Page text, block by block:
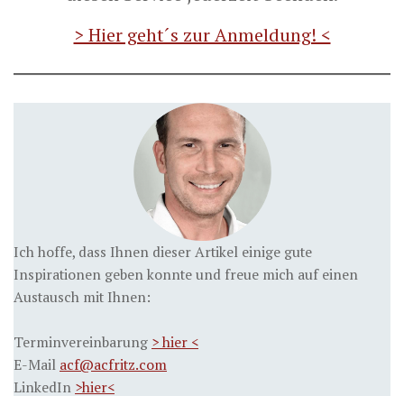
> Hier geht´s zur Anmeldung! <
Ich hoffe, dass Ihnen dieser Artikel einige gute
Inspirationen geben konnte und freue mich auf einen
Austausch mit Ihnen:
Terminvereinbarung > hier <
E-Mail acf@acfritz.com
LinkedIn >hier<